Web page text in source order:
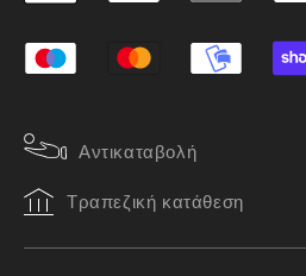
Αντικαταβολή
Τραπεζική κατάθεση